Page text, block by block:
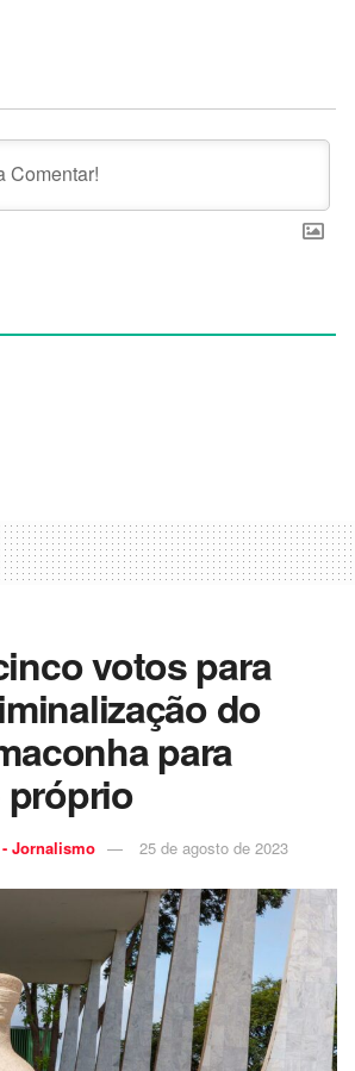
votos para
do
para
Jornalismo 25 de agosto de 2023